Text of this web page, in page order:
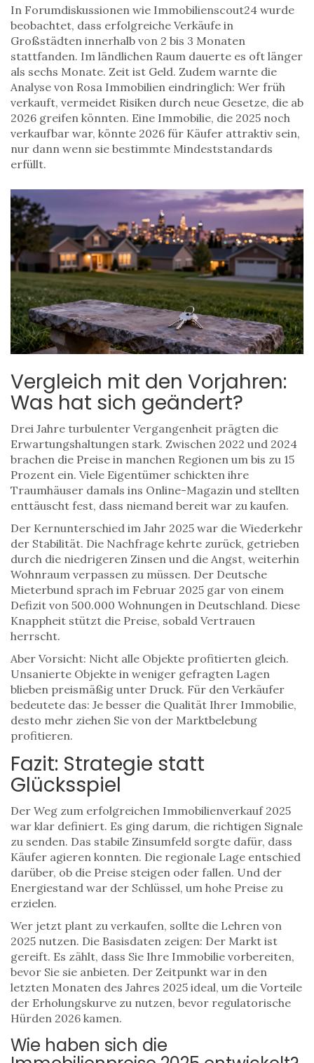
In Forumdiskussionen wie Immobilienscout24 wurde
beobachtet, dass erfolgreiche Verkäufe in
Großstädten innerhalb von 2 bis 3 Monaten
stattfanden. Im ländlichen Raum dauerte es oft länger
als sechs Monate. Zeit ist Geld. Zudem warnte die
Analyse von Rosa Immobilien eindringlich: Wer früh
verkauft, vermeidet Risiken durch neue Gesetze, die ab
2026 greifen könnten. Eine Immobilie, die 2025 noch
verkaufbar war, könnte 2026 für Käufer attraktiv sein,
nur dann wenn sie bestimmte Mindeststandards
erfüllt.
Vergleich mit den Vorjahren:
Was hat sich geändert?
Drei Jahre turbulenter Vergangenheit prägten die
Erwartungshaltungen stark. Zwischen 2022 und 2024
brachen die Preise in manchen Regionen um bis zu 15
Prozent ein. Viele Eigentümer schickten ihre
Traumhäuser damals ins Online-Magazin und stellten
enttäuscht fest, dass niemand bereit war zu kaufen.
Der Kernunterschied im Jahr 2025 war die Wiederkehr
der Stabilität. Die Nachfrage kehrte zurück, getrieben
durch die niedrigeren Zinsen und die Angst, weiterhin
Wohnraum verpassen zu müssen. Der Deutsche
Mieterbund sprach im Februar 2025 gar von einem
Defizit von 500.000 Wohnungen in Deutschland. Diese
Knappheit stützt die Preise, sobald Vertrauen
herrscht.
Aber Vorsicht: Nicht alle Objekte profitierten gleich.
Unsanierte Objekte in weniger gefragten Lagen
blieben preismäßig unter Druck. Für den Verkäufer
bedeutete das: Je besser die Qualität Ihrer Immobilie,
desto mehr ziehen Sie von der Marktbelebung
profitieren.
Fazit: Strategie statt
Glücksspiel
Der Weg zum erfolgreichen Immobilienverkauf 2025
war klar definiert. Es ging darum, die richtigen Signale
zu senden. Das stabile Zinsumfeld sorgte dafür, dass
Käufer agieren konnten. Die regionale Lage entschied
darüber, ob die Preise steigen oder fallen. Und der
Energiestand war der Schlüssel, um hohe Preise zu
erzielen.
Wer jetzt plant zu verkaufen, sollte die Lehren von
2025 nutzen. Die Basisdaten zeigen: Der Markt ist
gereift. Es zählt, dass Sie Ihre Immobilie vorbereiten,
bevor Sie sie anbieten. Der Zeitpunkt war in den
letzten Monaten des Jahres 2025 ideal, um die Vorteile
der Erholungskurve zu nutzen, bevor regulatorische
Hürden 2026 kamen.
Wie haben sich die